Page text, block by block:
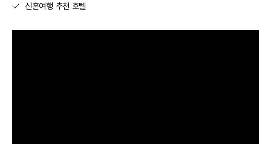
신혼여행 추천 호텔